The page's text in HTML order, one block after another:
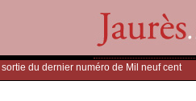
du dernier numéro de Mil neuf cent